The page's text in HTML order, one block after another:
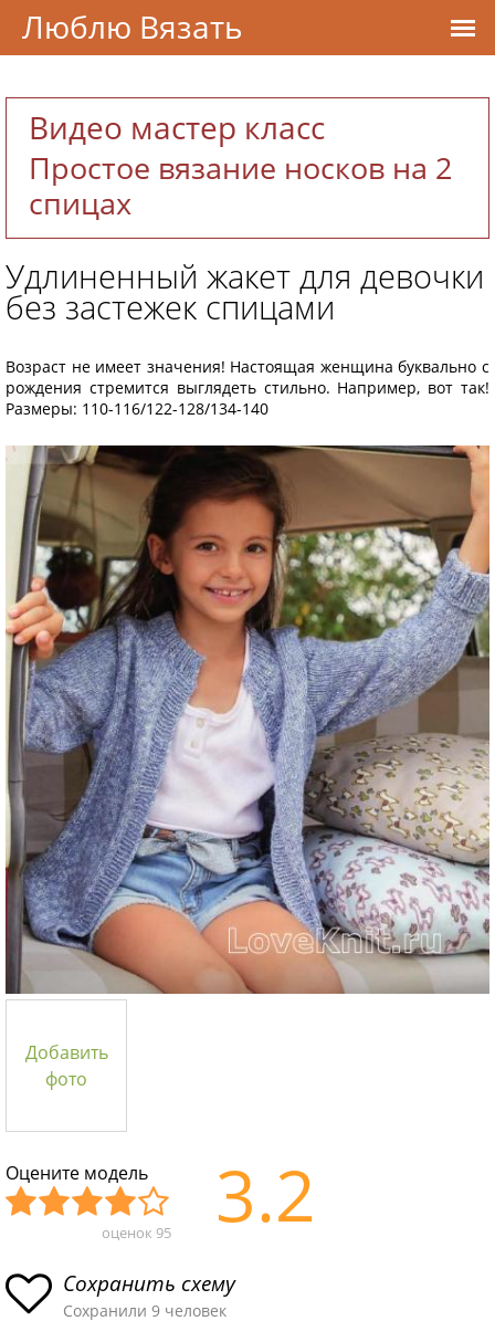
Видео мастер класс
Простое вязание носков на 2
спицах
Удлиненный жакет для девочки
без застежек спицами
Возраст не имеет значения! Настоящая женщина буквально с
рождения стремится выглядеть стильно. Например, вот так!
Размеры: 110-116/122-128/134-140
Добавить
фото
Оцените модель
асн
ая
пло
хая
ыч
ная
Хор
ая
Отл
ая
оценок 95 3.2
Сохранить схему
Сохранили 9 человек
Люблю Вязать